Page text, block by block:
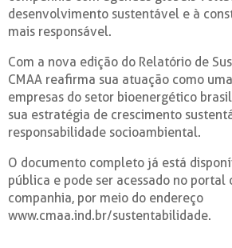
desenvolvimento sustentável e à
mais responsável.
Com a nova edição do Relatório de
CMAA reafirma sua atuação como
empresas do setor bioenergético
sua estratégia de crescimento
responsabilidade socioambiental.
O documento completo já está
pública e pode ser acessado no portal
companhia, por meio do endereço
www.cmaa.ind.br/sustentabilidade.